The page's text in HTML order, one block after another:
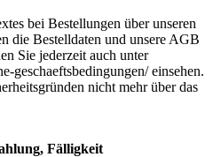
bei Bestellungen über unseren
die Bestelldaten und unsere AGB
Sie jederzeit auch unter
geschaeftsbedingungen/ einsehen.
nicht mehr über das
Fälligkeit